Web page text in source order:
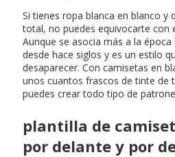
Si tienes ropa blanca en blanco y
total, no puedes equivocarte con
Aunque se asocia más a la
desde hace siglos y es un estilo
desaparecer. Con camisetas en
unos cuantos frascos de tinte de
puedes crear todo tipo de
plantilla de
por delante y por